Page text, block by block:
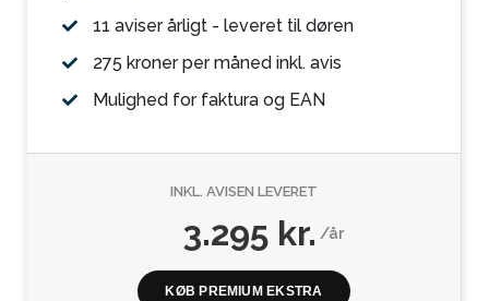
11 aviser årligt - leveret til døren
275 kroner per måned inkl. avis
Mulighed for faktura og EAN
INKL. AVISEN LEVERET
3.295 kr./år
KØB PREMIUM EKSTRA